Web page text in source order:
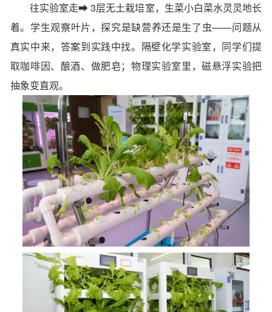
往实验室走➡ 3层无土栽培室，生菜小白菜水灵灵地长
着。学生观察叶片，探究是缺营养还是生了虫——问题从
真实中来，答案到实践中找。隔壁化学实验室，同学们提
取咖啡因、酿酒、做肥皂； 物理实验室里，磁悬浮实验把
抽象变直观。